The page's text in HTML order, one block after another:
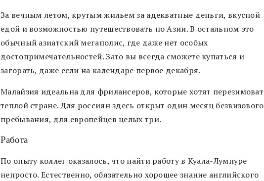
За вечным летом, крутым жильем за адекватные деньги, вкусной
едой и возможностью путешествовать по Азии. В остальном это
обычный азиатский мегаполис, где даже нет особых
достопримечательностей. Зато вы всегда сможете купаться и
загорать, даже если на календаре первое декабря.
Малайзия идеальна для фрилансеров, которые хотят
теплой стране. Для россиян здесь открыт один месяц безвизового
пребывания, для европейцев целых три.
Работа
По опыту коллег оказалось, что найти работу в Куала-Лумпуре
непросто. Естественно, обязательно хорошее знание английского